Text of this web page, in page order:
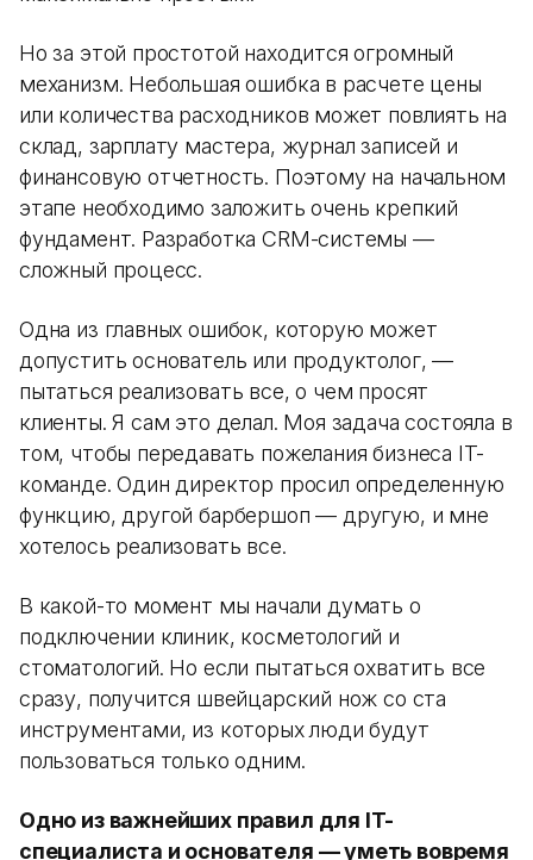
Но за этой простотой находится огромный
механизм. Небольшая ошибка в расчете цены
или количества расходников может повлиять на
склад, зарплату мастера, журнал записей и
финансовую отчетность. Поэтому на начальном
этапе необходимо заложить очень крепкий
фундамент. Разработка CRM-системы —
сложный процесс.
Одна из главных ошибок, которую может
допустить основатель или продуктолог, —
пытаться реализовать все, о чем просят
клиенты. Я сам это делал. Моя задача состояла в
том, чтобы передавать пожелания бизнеса IT-
команде. Один директор просил определенную
функцию, другой барбершоп — другую, и мне
хотелось реализовать все.
В какой-то момент мы начали думать о
подключении клиник, косметологий и
стоматологий. Но если пытаться охватить все
сразу, получится швейцарский нож со ста
инструментами, из которых люди будут
пользоваться только одним.
Одно из важнейших правил для IT-
специалиста и основателя — уметь вовремя